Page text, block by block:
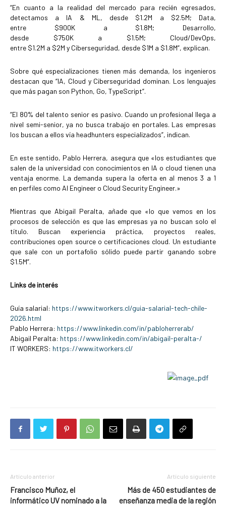
“En cuanto a la realidad del mercado para recién egresados,
detectamos a IA & ML, desde $1.2M a $2.5M; Data,
entre $900K a $1.8M; Desarrollo,
desde $750K a $1.5M; Cloud/DevOps,
entre $1.2M a $2M y Ciberseguridad, desde $1M a $1.8M”, explican.
Sobre qué especializaciones tienen más demanda, los ingenieros
destacan que “IA, Cloud y Ciberseguridad dominan. Los lenguajes
que más pagan son Python, Go, TypeScript”.
“El 80% del talento senior es pasivo. Cuando un profesional llega a
nivel semi-senior, ya no busca trabajo en portales. Las empresas
los buscan a ellos vía headhunters especializados”, indican.
En este sentido, Pablo Herrera, asegura que «los estudiantes que
salen de la universidad con conocimientos en IA o cloud tienen una
ventaja enorme. La demanda supera la oferta en al menos 3 a 1
en perfiles como AI Engineer o Cloud Security Engineer.»
Mientras que Abigail Peralta, añade que «lo que vemos en los
procesos de selección es que las empresas ya no buscan solo el
título. Buscan experiencia práctica, proyectos reales,
contribuciones open source o certificaciones cloud. Un estudiante
que sale con un portafolio sólido puede partir ganando sobre
$1.5M”.
Links de interés
Guía salarial: https://www.itworkers.cl/guia-salarial-tech-chile-
2026.html
Pablo Herrera: https://www.linkedin.com/in/pabloherrerab/
Abigail Peralta: https://www.linkedin.com/in/abigail-peralta-/
IT WORKERS: https://www.itworkers.cl/
Artículo anterior
Francisco Muñoz, el
informático UV nominado a la
Artículo siguiente
Más de 450 estudiantes de
enseñanza media de la región